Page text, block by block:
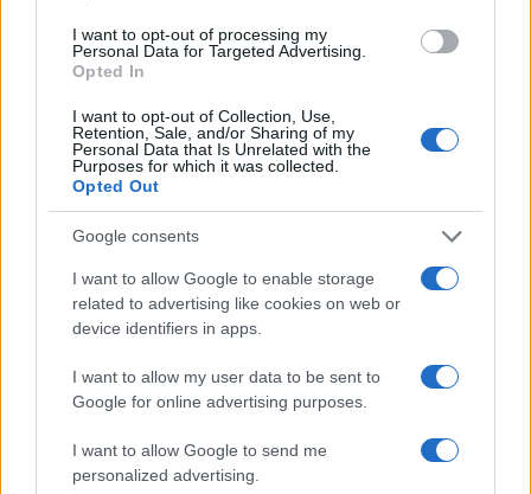
I want to opt-out of processing my
Personal Data for Targeted Advertising.
Opted In
I want to opt-out of Collection, Use,
Retention, Sale, and/or Sharing of my
Personal Data that Is Unrelated with the
Purposes for which it was collected.
Opted Out
Google consents
I want to allow Google to enable storage
related to advertising like cookies on web or
device identifiers in apps.
I want to allow my user data to be sent to
Google for online advertising purposes.
I want to allow Google to send me
personalized advertising.
Share:
Ακολουθήστε το Νewsit.gr στοGoogle News
ενημερωθείτε πρώτοι για όλη την ειδησεογραφία και τα
τελευταία νέατης ημέρας
Πιο δημοφιλή
Ο Κώστας Σαμαράς δημοσίευσε μία παιδική
φωτογραφία για την επέτειο θανάτου της
αδελφής του, Λένας
Δολοφονία Βρετανίδας στην Κυψέλη: Οι
δύο καταθέσεις «κλειδί» της συζύγου του
26χρονου Αφγανού – Το στίγμα του